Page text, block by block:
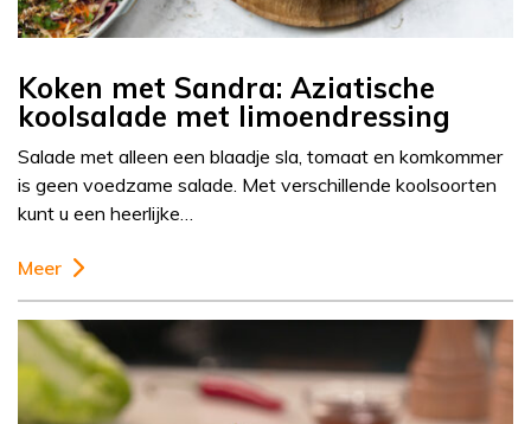
Koken met Sandra: Aziatische
koolsalade met limoendressing
Salade met alleen een blaadje sla, tomaat en komkommer
is geen voedzame salade. Met verschillende koolsoorten
kunt u een heerlijke…
Meer